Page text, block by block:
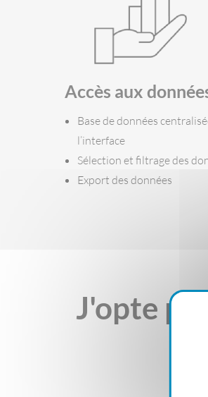
Accès aux
Base de données
l’interface
Sélection et filtrage des
Export des données
J'opte